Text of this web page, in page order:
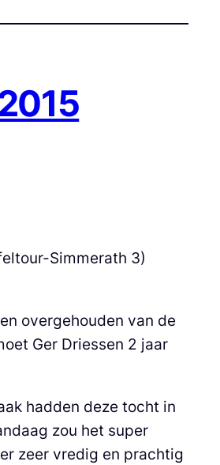
Simmerath 3)
overgehouden van de
Ger Driessen 2 jaar
hadden deze tocht in
zou het super
zeer vredig en prachtig